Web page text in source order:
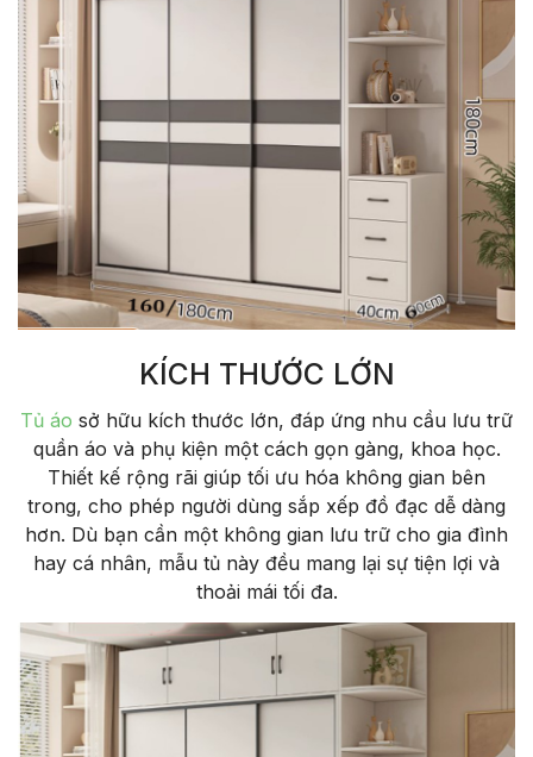
KÍCH THƯỚC LỚN
Tủ áo sở hữu kích thước lớn, đáp ứng nhu cầu lưu trữ
quần áo và phụ kiện một cách gọn gàng, khoa học.
Thiết kế rộng rãi giúp tối ưu hóa không gian bên
trong, cho phép người dùng sắp xếp đồ đạc dễ dàng
hơn. Dù bạn cần một không gian lưu trữ cho gia đình
hay cá nhân, mẫu tủ này đều mang lại sự tiện lợi và
thoải mái tối đa.